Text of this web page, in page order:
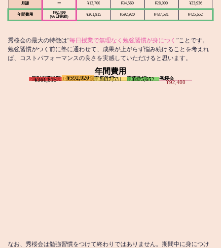
月謝 ー ¥12,700 ¥34,560 ¥28,000 ¥23,936
年間費用
¥92,400
(66日完結)
¥361,815 ¥592,920 ¥437,531 ¥425,652
秀桜会の最大の特徴は“毎日授業で無理なく勉強習慣が身につく ”ことです。
勉強習慣がつく前に塾に通わせて、成果が上がらず悩み続けることを考えれ
ば、コストパフォーマンスの良さを実感していただけると思います。
年間費用
I個別指導学院
¥361,815 T個別指導学院
¥592,920 家庭教師T
¥437,531 家庭教師M
¥425,652 秀桜会
¥92,400
なお、秀桜会は勉強習慣をつけて終わりではありません。期間中に身につけ